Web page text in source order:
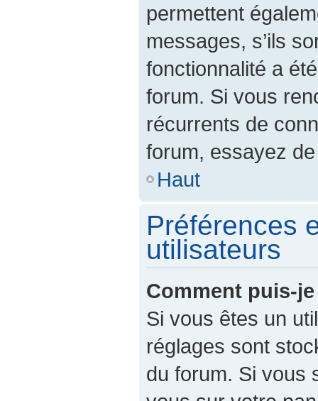
permettent
messages, s’ils
fonctionnalité a
forum. Si vous
récurrents de
forum, essayez
Haut
Préférences
utilisateurs
Comment puis-
Si vous êtes un
réglages sont
du forum. Si vous